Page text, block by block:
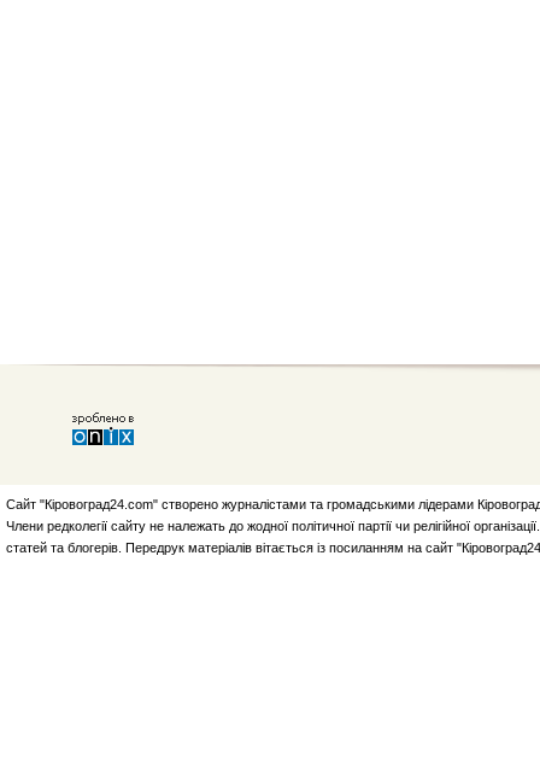
Сайт "Кіровоград24.com" створено журналістами та громадськими лідерами
Члени редколегії сайту не належать до жодної політичної партії чи релігійної
статей та блогерів. Передрук матеріалів вітається із посиланням на сайт